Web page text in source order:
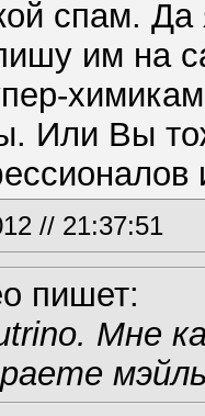
спам. Да
им на
Или Вы
// 21:37:51
пишет:
Мне